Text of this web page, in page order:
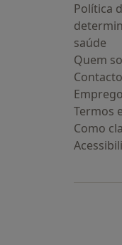
Política
saúde
Quem
Contacto
Termos
Como